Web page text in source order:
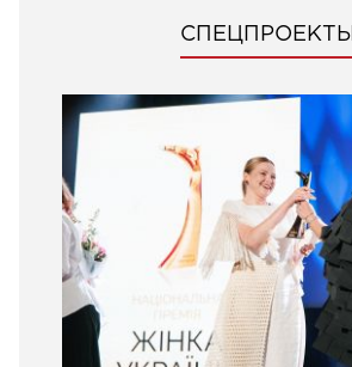
СПЕЦПРОЕКТЫ